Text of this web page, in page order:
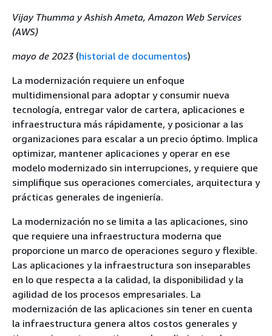
Vijay Thumma y Ashish Ameta, Amazon Web Services
(AWS)
mayo de 2023 (historial de documentos)
La modernización requiere un enfoque
multidimensional para adoptar y consumir nueva
tecnología, entregar valor de cartera, aplicaciones e
infraestructura más rápidamente, y posicionar a las
organizaciones para escalar a un precio óptimo. Implica
optimizar, mantener aplicaciones y operar en ese
modelo modernizado sin interrupciones, y requiere que
simplifique sus operaciones comerciales, arquitectura y
prácticas generales de ingeniería.
La modernización no se limita a las aplicaciones, sino
que requiere una infraestructura moderna que
proporcione un marco de operaciones seguro y flexible.
Las aplicaciones y la infraestructura son inseparables
en lo que respecta a la calidad, la disponibilidad y la
agilidad de los procesos empresariales. La
modernización de las aplicaciones sin tener en cuenta
la infraestructura genera altos costos generales y